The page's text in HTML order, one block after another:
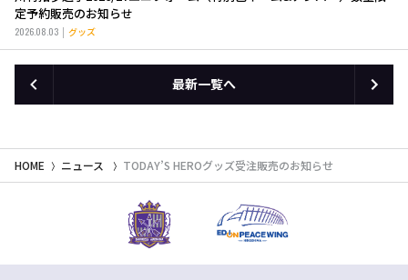
定予約販売のお知らせ
2026.08.03 グッズ
最新一覧へ
HOME ニュース TODAY’S HEROグッズ受注販売のお知らせ